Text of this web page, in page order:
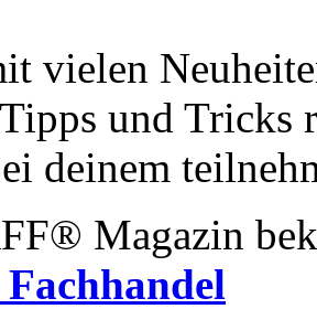
vielen
und Tricks
deinem
Magazin